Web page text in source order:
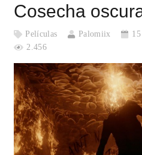
Cosecha
Películas Palomiix
2.456